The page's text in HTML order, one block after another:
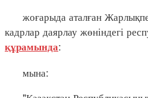
жоғарыда аталған
кадрлар даярлау жөніндегі
құрамында:
мына: